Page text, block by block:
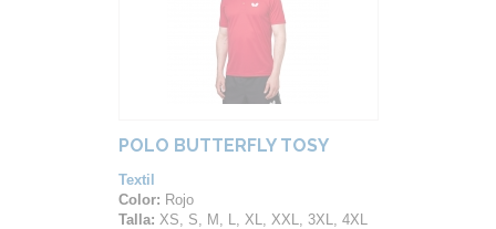
POLO BUTTERFLY TOSY
Textil
Color: Rojo
Talla: XS, S, M, L, XL, XXL, 3XL, 4XL